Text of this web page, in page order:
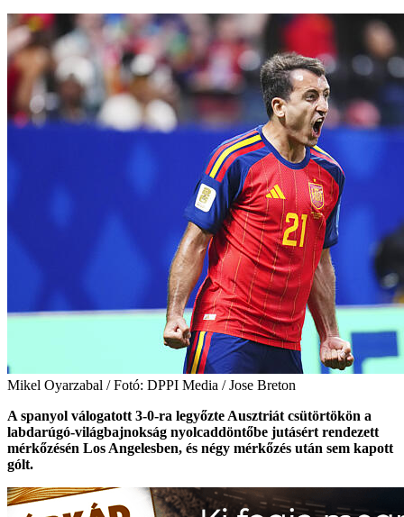
Mikel Oyarzabal / Fotó: DPPI Media / Jose Breton
A spanyol válogatott 3-0-ra legyőzte Ausztriát csütörtökön a
labdarúgó-világbajnokság nyolcaddöntőbe jutásért rendezett
mérkőzésén Los Angelesben, és négy mérkőzés után sem kapott
gólt.